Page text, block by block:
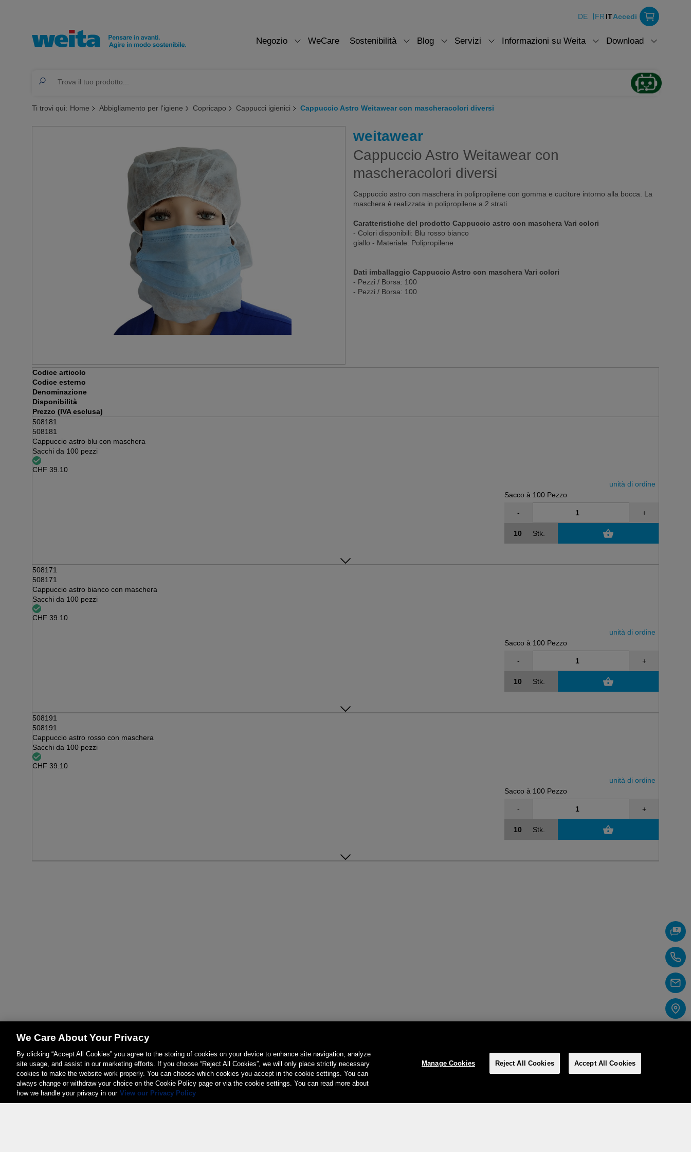
DE FR ITAccedi
Negozio WeCare Sostenibilità Blog Servizi Informazioni su Weita Download
Ti trovi qui: Home Abbigliamento per l'igiene Copricapo Cappucci igienici Cappuccio Astro Weitawear con mascheracolori diversi
weitawear
Cappuccio Astro Weitawear con
mascheracolori diversi
Cappuccio astro con maschera in polipropilene con gomma e cuciture intorno alla bocca. La
maschera è realizzata in polipropilene a 2 strati.
Caratteristiche del prodotto Cappuccio astro con maschera Vari colori
- Colori disponibili: Blu rosso bianco
giallo - Materiale: Polipropilene
Dati imballaggio Cappuccio Astro con maschera Vari colori
- Pezzi / Borsa: 100
- Pezzi / Borsa: 100
Codice articolo
Codice esterno
Denominazione
Disponibilità
Prezzo (IVA esclusa)
508181
508181
Cappuccio astro blu con maschera
Sacchi da 100 pezzi
CHF 39.10
unità di ordine
Sacco à 100 Pezzo
- +
Stk.
508171
508171
Cappuccio astro bianco con maschera
Sacchi da 100 pezzi
CHF 39.10
unità di ordine
Sacco à 100 Pezzo
- +
Stk.
508191
508191
Cappuccio astro rosso con maschera
Sacchi da 100 pezzi
CHF 39.10
unità di ordine
Sacco à 100 Pezzo
- +
Stk.
We Care About Your Privacy
By clicking “Accept All Cookies” you agree to the storing of cookies on your device to enhance site navigation, analyze
site usage, and assist in our marketing efforts. If you choose “Reject All Cookies”, we will only place strictly necessary
cookies to make the website work properly. You can choose which cookies you accept in the cookie settings. You can
always change or withdraw your choice on the Cookie Policy page or via the cookie settings. You can read more about
how we handle your privacy in our View our Privacy Policy
Manage Cookies Reject All Cookies Accept All Cookies